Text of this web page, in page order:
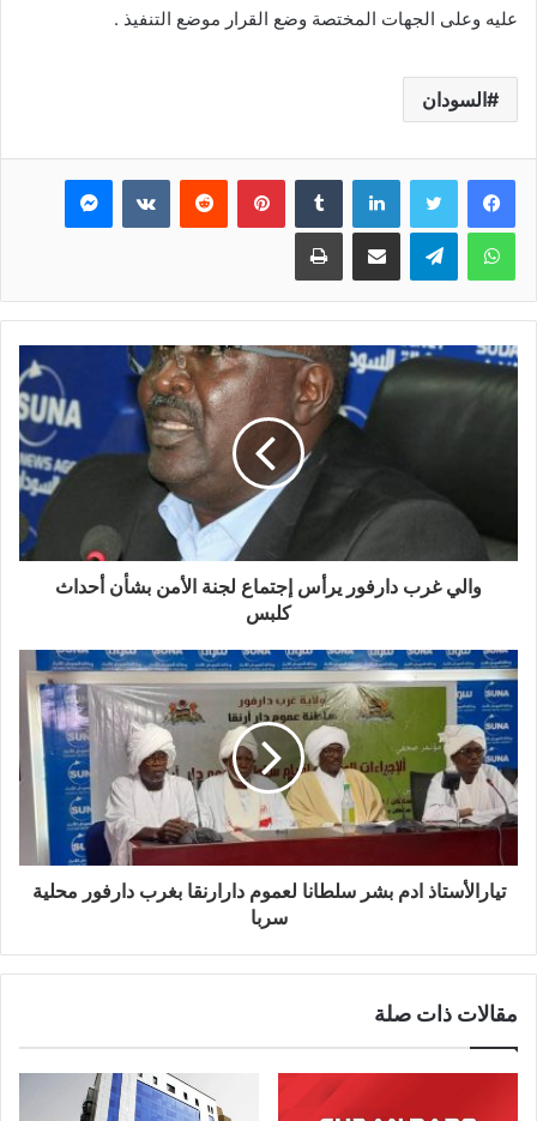
عليه وعلى الجهات المختصة وضع القرار موضع التنفيذ .
السودان
فيسبوك تويتر لينكدإن بينتيريست ماسنجر
واتساب تيلقرام مشاركة عبر البريد طباعة
والي غرب دارفور يرأس إجتماع لجنة الأمن بشأن أحداث
كلبس
تيارالأستاذ ادم بشر سلطانا لعموم دارارنقا بغرب دارفور محلية
سربا
مقالات ذات صلة